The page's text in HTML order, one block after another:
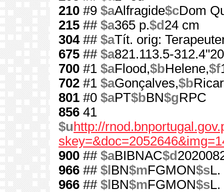
210 #9 $aAlfragide$cDom
215 ## $a365 p.$d 24 cm
304## $aTít. orig:
675 ## $a821.113.5-
700 #1 $aFlood,$bHelene,$f
702 #1 $aGonçalves,$b
801 #0 $aPT$bBN$gRPC
856 41
$u http://
900 ## $aBIBNAC$d
966 ## $l BN$mFGMON$sL.
966 ## $l BN$mFGMON$sL.